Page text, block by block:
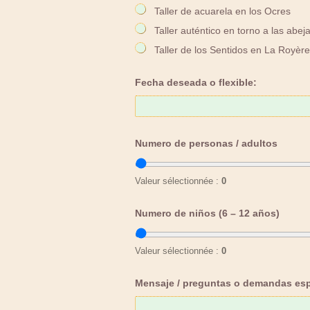
Taller de acuarela en los Ocres
Taller auténtico en torno a las
Taller de los Sentidos en La Royère
Fecha deseada o flexible:
Numero de personas / adultos
Valeur sélectionnée :0
Numero de niños (6 – 12 años)
Valeur sélectionnée :0
Mensaje / preguntas o demandas